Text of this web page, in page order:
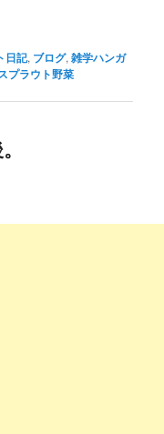
日記, ブログ,雑学ハンガ
プラウト野菜